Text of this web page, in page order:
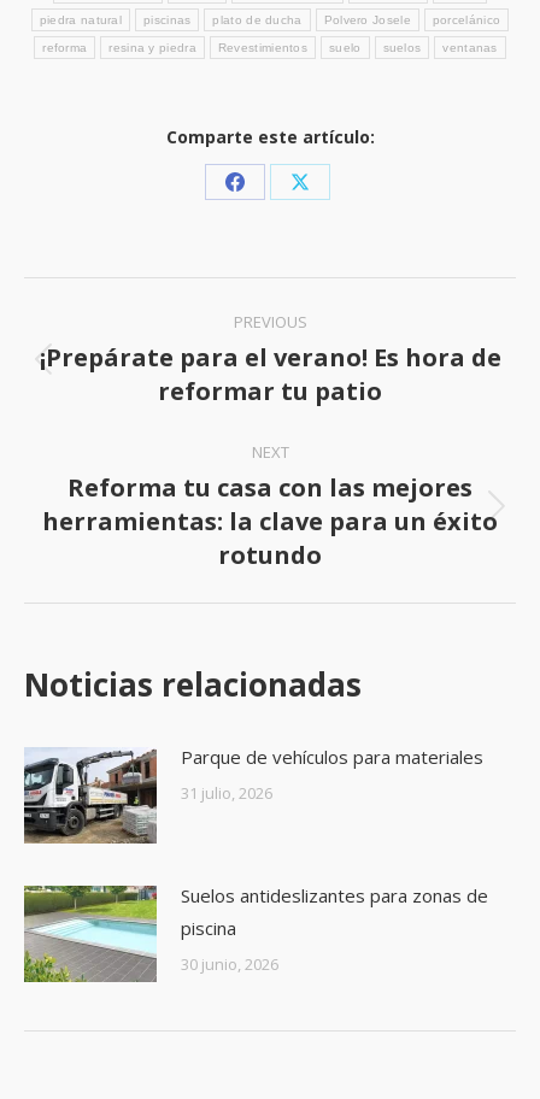
piedra natural piscinas plato de ducha Polvero Josele porcelánico
reforma resina y piedra Revestimientos suelo suelos ventanas
Comparte este artículo:
Share
Facebook
Share
X
navigationPREVIOUS
Previous
post:
¡Prepárate para el verano! Es hora de
reformar tu patio
NEXT
Next
post:
Reforma tu casa con las mejores
herramientas: la clave para un éxito
rotundo
Noticias relacionadas
Parque de vehículos para materiales
31 julio, 2026
Suelos antideslizantes para zonas de
piscina
30 junio, 2026